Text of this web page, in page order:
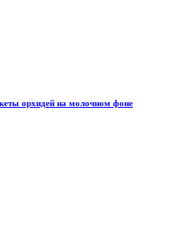
орхидей на молочном фоне